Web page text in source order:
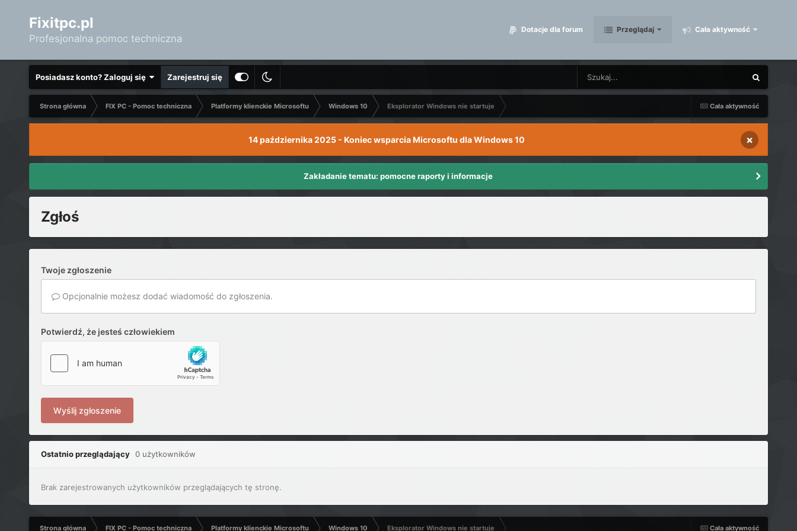
Fixitpc.pl
Profesjonalna pomoc techniczna
Dotacje dla forum Przeglądaj Cała aktywność
Posiadasz konto? Zaloguj się Zarejestruj się
Cała aktywność
Strona główna FIX PC - Pomoc techniczna Platformy klienckie Microsoftu Windows 10 Eksplorator Windows nie startuje
14 października 2025 - Koniec wsparcia Microsoftu dla Windows 10 ×
Zakładanie tematu: pomocne raporty i informacje
Zgłoś
Twoje zgłoszenie
Opcjonalnie możesz dodać wiadomość do zgłoszenia.
Potwierdź, że jesteś człowiekiem
Wyślij zgłoszenie
Ostatnio przeglądający 0 użytkowników
Brak zarejestrowanych użytkowników przeglądających tę stronę.
Cała aktywność
Strona główna FIX PC - Pomoc techniczna Platformy klienckie Microsoftu Windows 10 Eksplorator Windows nie startuje